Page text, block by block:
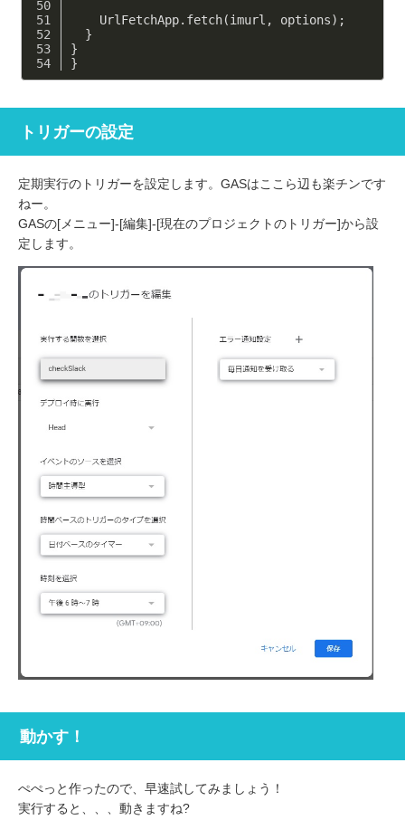
    UrlFetchApp.fetch(imurl, options);
  }
}
}
トリガーの設定
定期実行のトリガーを設定します。GASはここら辺も楽チンです
ねー。
GASの[メニュー]-[編集]-[現在のプロジェクトのトリガー]から設
定します。
動かす！
ぺぺっと作ったので、早速試してみましょう！
実行すると、、、動きますね?